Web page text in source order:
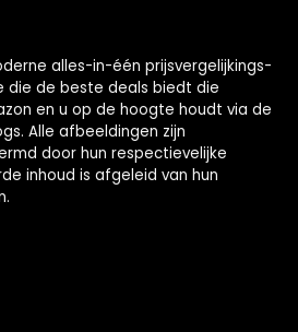
alles-in-één prijsvergelijkings-
die de beste deals biedt die
en u op de hoogte houdt via de
Alle afbeeldingen zijn
door hun respectievelijke
inhoud is afgeleid van hun